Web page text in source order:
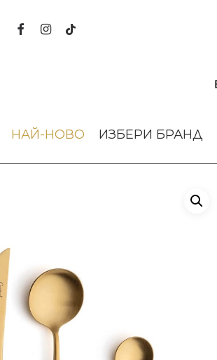
facebookinstagram
tiktok
НАЙ-НОВО ИЗБЕРИ БРАНД